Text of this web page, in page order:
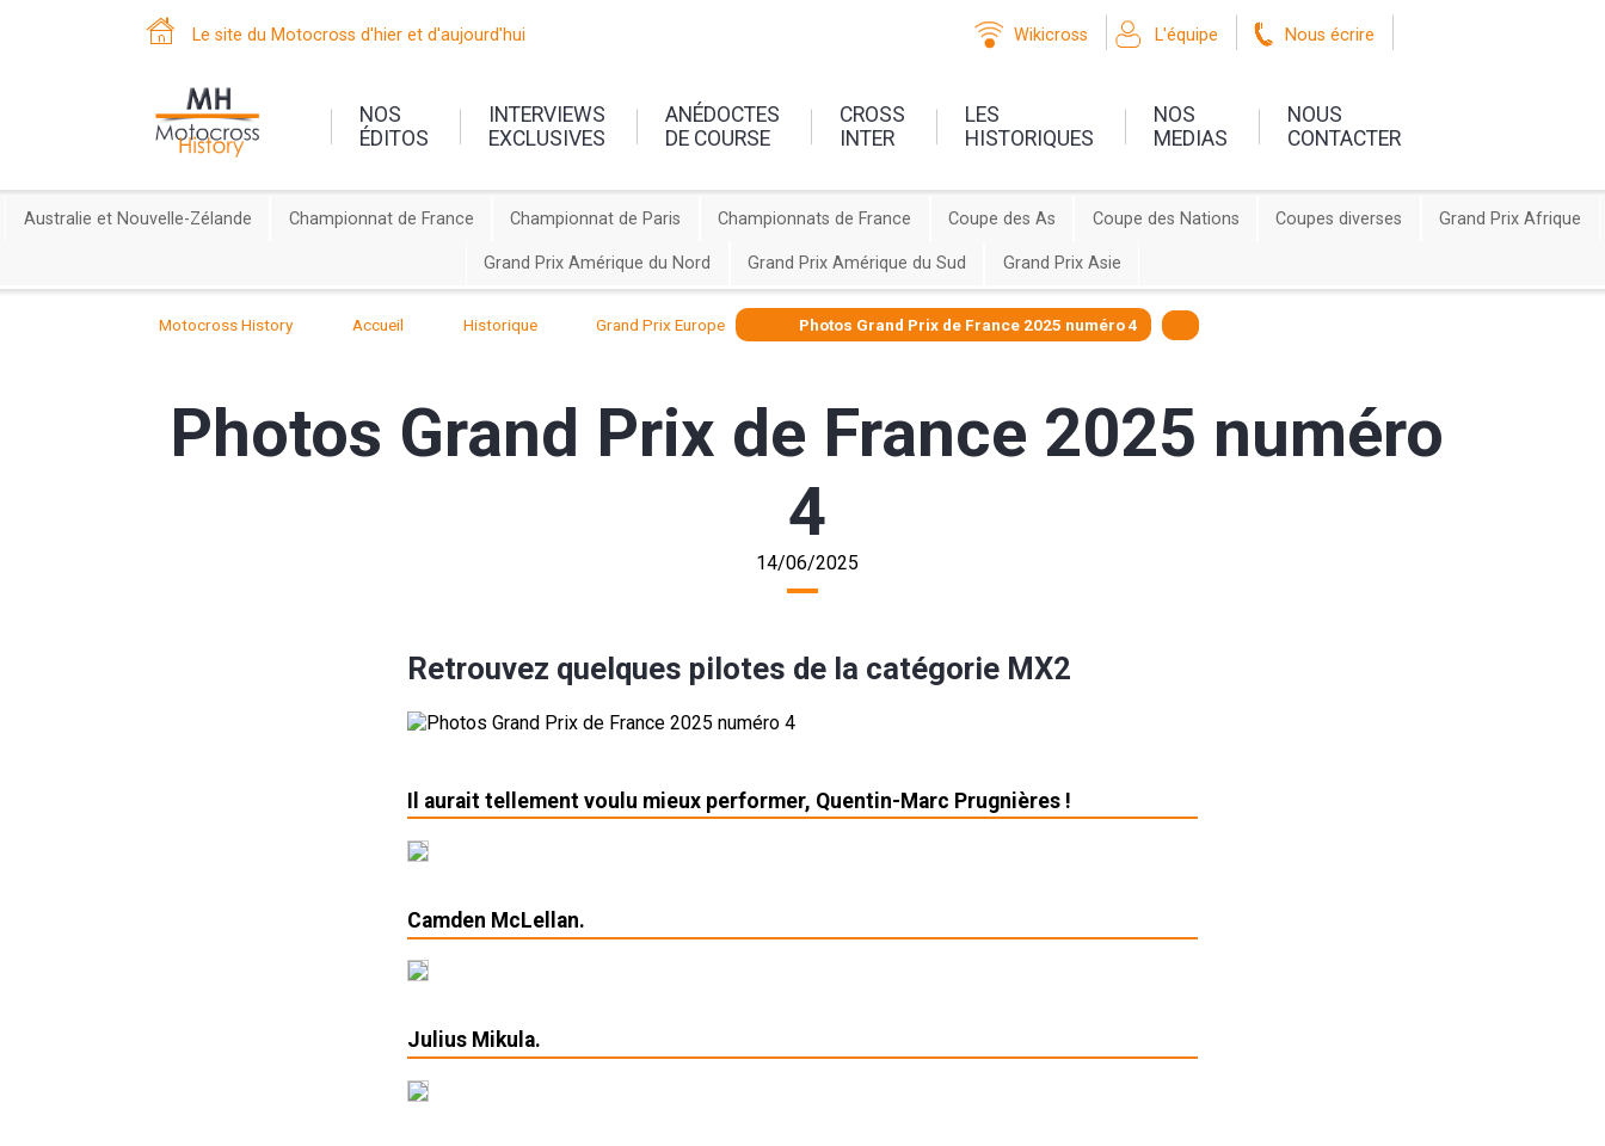
Le site du Motocross d'hier et d'aujourd'hui Wikicross L'équipe Nous écrire
NOS
ÉDITOS
INTERVIEWS
EXCLUSIVES
ANÉDOCTES
DE COURSE
CROSS
INTER
LES
HISTORIQUES
NOS
MEDIAS
NOUS
CONTACTER
Australie et Nouvelle-Zélande Championnat de France Championnat de Paris Championnats de France Coupe des As Coupe des Nations Coupes diverses Grand Prix Afrique
Grand Prix Amérique du Nord Grand Prix Amérique du Sud Grand Prix Asie
Motocross History Accueil Historique Grand Prix Europe Photos Grand Prix de France 2025 numéro 4
Photos Grand Prix de France 2025 numéro
4
14/06/2025
Retrouvez quelques pilotes de la catégorie MX2
Il aurait tellement voulu mieux performer, Quentin-Marc Prugnières !
Camden McLellan.
Julius Mikula.